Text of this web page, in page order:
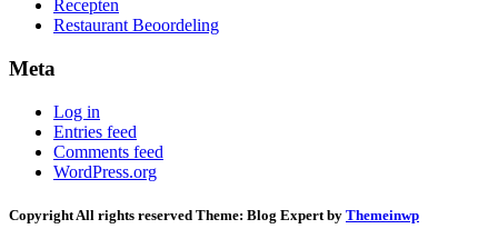
Recepten
Restaurant Beoordeling
Meta
Log in
Entries feed
Comments feed
WordPress.org
Copyright All rights reserved Theme: Blog Expert by Themeinwp